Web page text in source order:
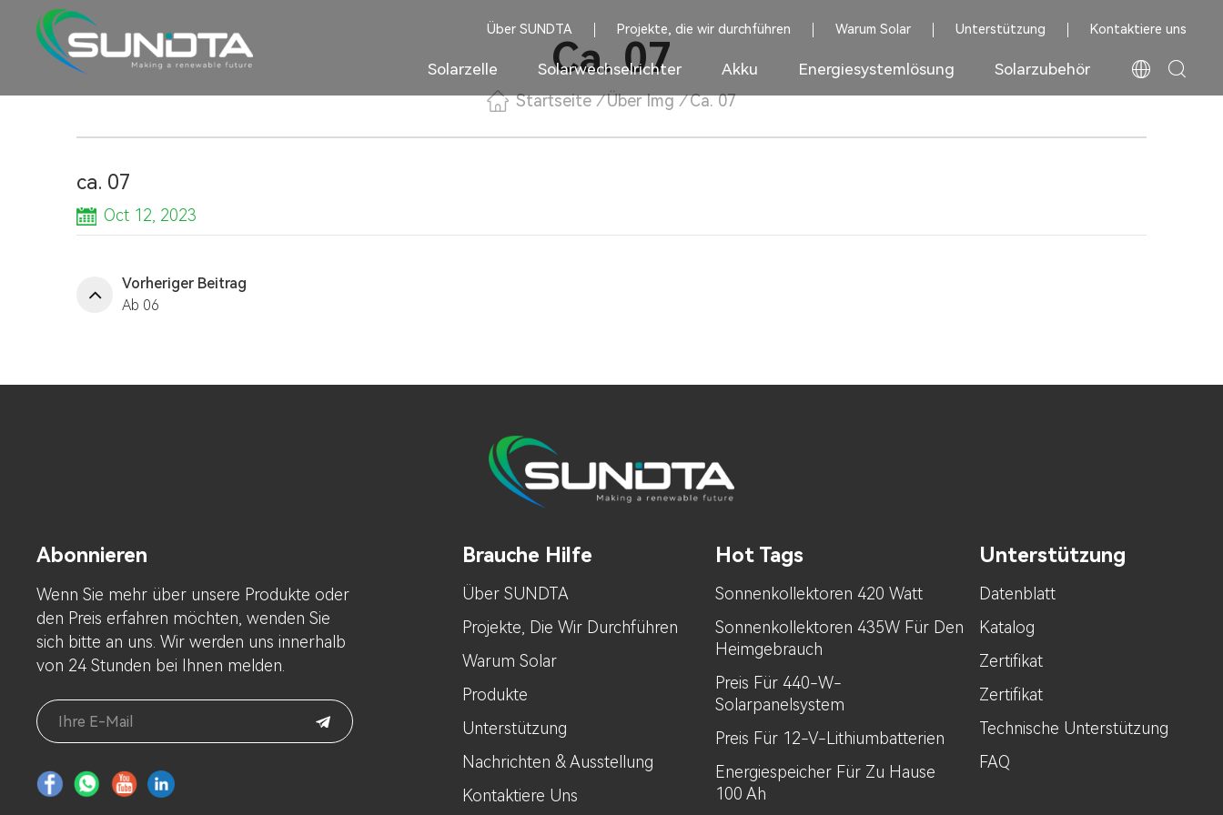
Über SUNDTA Projekte, die wir durchführen Warum Solar Unterstützung Kontaktiere uns
Solarzelle Solarwechselrichter Akku Energiesystemlösung Solarzubehör
Ca. 07
Startseite / Über Img / Ca. 07
ca. 07
Oct 12, 2023
Vorheriger Beitrag
Ab 06
Abonnieren
Wenn Sie mehr über unsere Produkte oder
den Preis erfahren möchten, wenden Sie
sich bitte an uns. Wir werden uns innerhalb
von 24 Stunden bei Ihnen melden.
Brauche Hilfe
Über SUNDTA
Projekte, Die Wir Durchführen
Warum Solar
Produkte
Unterstützung
Nachrichten & Ausstellung
Kontaktiere Uns
Hot Tags
Sonnenkollektoren 420 Watt
Sonnenkollektoren 435W Für Den
Heimgebrauch
Preis Für 440-W-
Solarpanelsystem
Preis Für 12-V-Lithiumbatterien
Energiespeicher Für Zu Hause
100 Ah
Unterstützung
Datenblatt
Katalog
Zertifikat
Zertifikat
Technische Unterstützung
FAQ